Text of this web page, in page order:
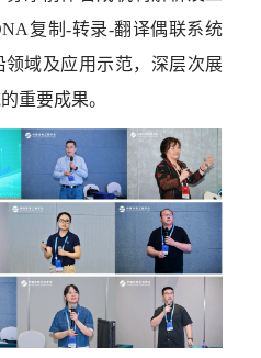
复制-转录-翻译偶联系统
域及应用示范，深层次展
重要成果。